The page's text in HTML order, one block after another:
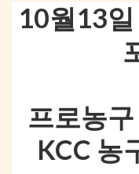
10월13
프로농
KCC 농